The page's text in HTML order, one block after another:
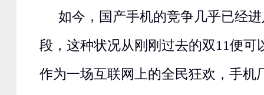
如今，国产手机的竞争几乎已经
段，这种状况从刚刚过去的双11便可
作为一场互联网上的全民狂欢，手机